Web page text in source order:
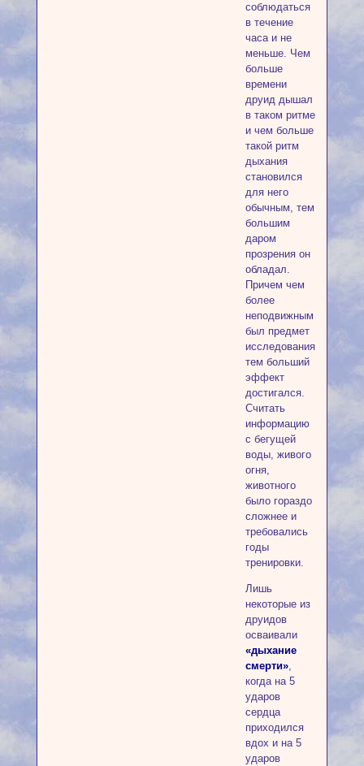
соблюдаться
в течение
часа и не
меньше. Чем
больше
времени
друид дышал
в таком ритме
и чем больше
такой ритм
дыхания
становился
для него
обычным, тем
большим
даром
прозрения он
обладал.
Причем чем
более
неподвижным
был предмет
исследования,
тем больший
эффект
достигался.
Считать
информацию
с бегущей
воды, живого
огня,
животного
было гораздо
сложнее и
требовались
годы
тренировки.
Лишь
некоторые из
друидов
осваивали
«дыхание
смерти»,
когда на 5
ударов
сердца
приходился
вдох и на 5
ударов